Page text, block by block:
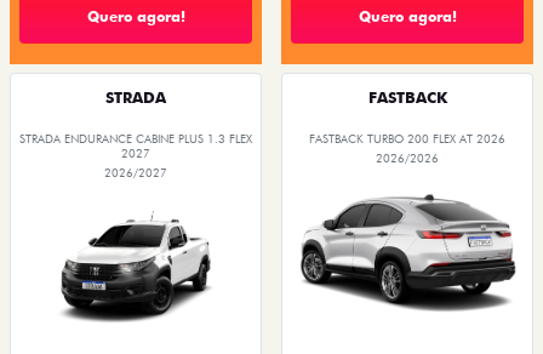
Quero agora! Quero agora!
STRADA
STRADA ENDURANCE CABINE PLUS 1.3 FLEX
2027
2026/2027
FASTBACK
FASTBACK TURBO 200 FLEX AT 2026
2026/2026